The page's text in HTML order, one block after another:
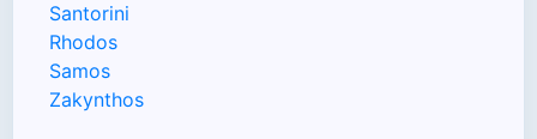
Santorini
Rhodos
Samos
Zakynthos